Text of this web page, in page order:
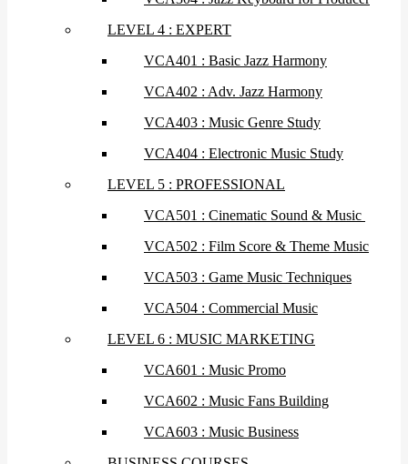
LEVEL 4 : EXPERT
VCA401 : Basic Jazz Harmony
VCA402 : Adv. Jazz Harmony
VCA403 : Music Genre Study
VCA404 : Electronic Music Study
LEVEL 5 : PROFESSIONAL
VCA501 : Cinematic Sound & Music
VCA502 : Film Score & Theme Music
VCA503 : Game Music Techniques
VCA504 : Commercial Music
LEVEL 6 : MUSIC MARKETING
VCA601 : Music Promo
VCA602 : Music Fans Building
VCA603 : Music Business